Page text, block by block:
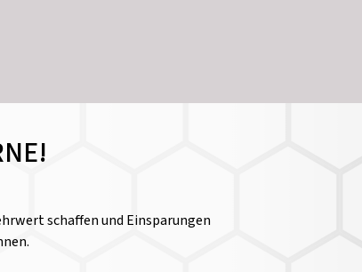
schaffen und Einsparungen